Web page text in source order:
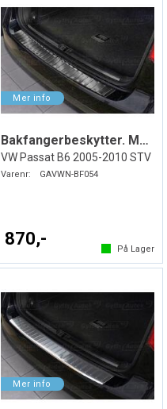
Bakfangerbeskytter. Mørk. Stål
VW Passat B6 2005-2010 STV
Varenr: GAVWN-BF054
870,-
På Lager